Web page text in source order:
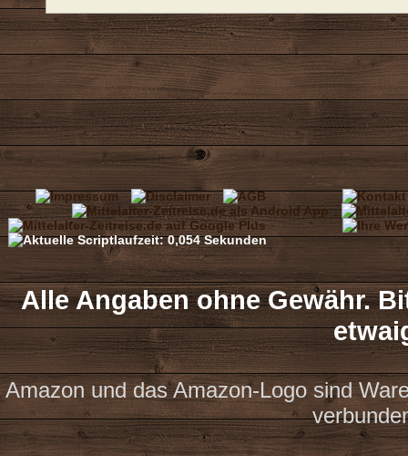
Alle Angaben ohne Gewähr.
Amazon und das Amazon-Logo sind